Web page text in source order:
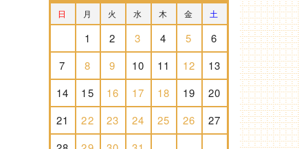
日 月 火 水 木 金 土
1 2 3 4 5
6
7
8 9 10 11 12
13
14
15 16 17 18 19
20
21
22 23 24 25 26
27